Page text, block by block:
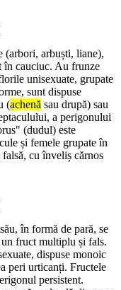
(arbori, arbuști, liane),
în cauciuc. Au frunze
unisexuate, grupate
sunt dispuse
(achenă sau drupă) sau
a perigonului
(dudul) este
și femele grupate în
cu înveliș cărnos
în formă de pară, se
fruct multiplu și fals.
dispuse monoic
peri urticanți. Fructele
persistent.